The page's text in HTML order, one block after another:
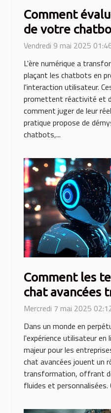
Comment
de votre
expertise
Vendredi 9 mai 2025
L'ère numérique a
plaçant les chatbots en
l'interaction utilisateur.
promettent réactivité et
comment juger de leur
pratique propose de
chatbots,...
Comment les
chat avancées
l'expérience
ligne
Mercredi 7 mai 2025
Dans un monde en
l'expérience utilisateur en
majeur pour les
chat avancées jouent un
transformation, offrant
fluides et personnalisées.